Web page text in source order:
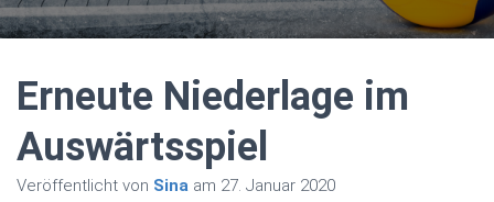
Erneute Niederlage im
Auswärtsspiel
Veröffentlicht von Sina am 27. Januar 2020